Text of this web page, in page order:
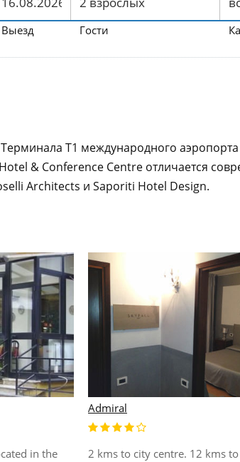
Выезд Гости
T1 международного
& Conference Centre отличается
Architects и Saporiti Hotel Design.
city centre,
location in Milan, lying just 6